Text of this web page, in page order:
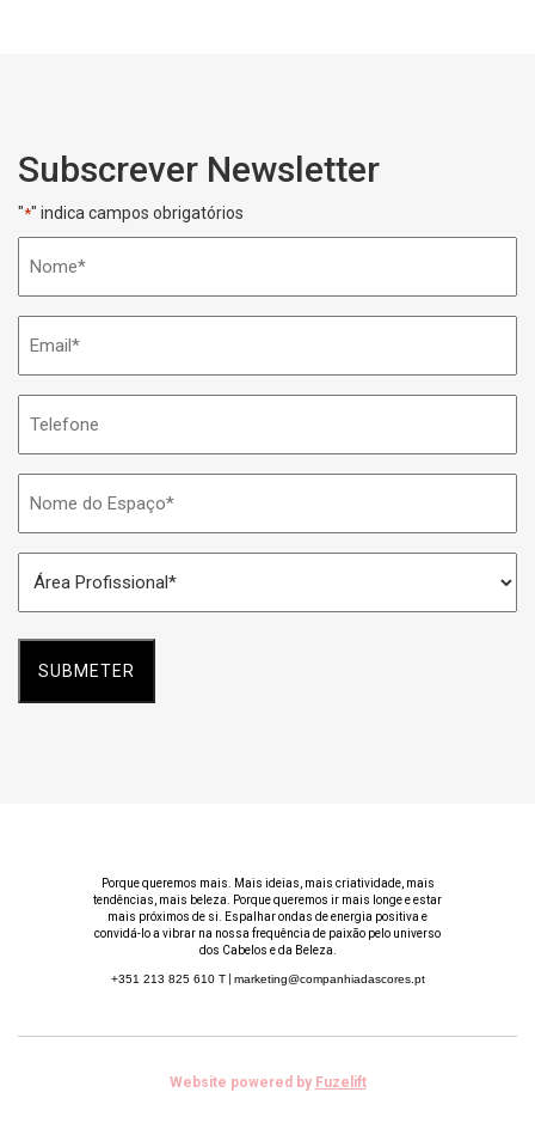
Subscrever Newsletter
"*" indica campos obrigatórios
do
Espaço
Profissional
*
Porque queremos mais. Mais ideias, mais criatividade, mais
tendências, mais beleza. Porque queremos ir mais longe e estar
mais próximos de si. Espalhar ondas de energia positiva e
convidá-lo a vibrar na nossa frequência de paixão pelo universo
dos Cabelos e da Beleza.
+351 213 825 610 T| marketing@companhiadascores.pt
Website powered by Fuzelift